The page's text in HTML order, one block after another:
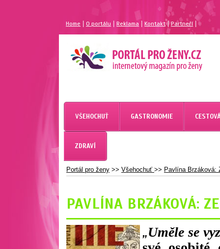
Home |O portálu Reklama Kontakt| Partneří
MAGAZÍN PRO ŽENY
PORTÁL PRO ŽENY.CZ
VŠEHOCHUŤ GASTRONOMIE
ZDRAVÍ
Portál pro ženy >> Všehochuť >> Pavlína Brzáková:
PAVLÍNA BRZÁKOVÁ:
„Uměle se